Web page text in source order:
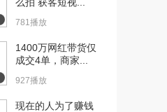
781播放
1400万网红带货仅
成交4单，商家...
927播放
现在的人为了赚钱